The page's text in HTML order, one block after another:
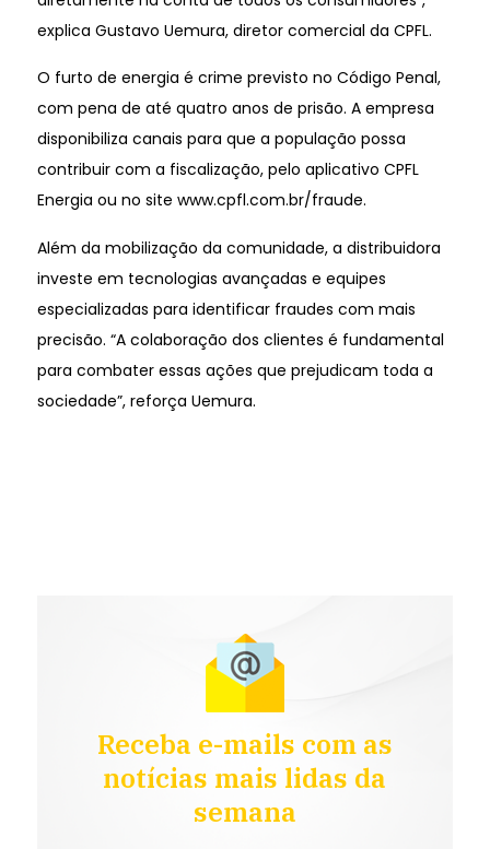
explica Gustavo Uemura, diretor comercial da CPFL.
O furto de energia é crime previsto no Código Penal,
com pena de até quatro anos de prisão. A empresa
disponibiliza canais para que a população possa
contribuir com a fiscalização, pelo aplicativo CPFL
Energia ou no site www.cpfl.com.br/fraude.
Além da mobilização da comunidade, a distribuidora
investe em tecnologias avançadas e equipes
especializadas para identificar fraudes com mais
precisão. “A colaboração dos clientes é fundamental
para combater essas ações que prejudicam toda a
sociedade”, reforça Uemura.
Receba e-mails com as
notícias mais lidas da
semana